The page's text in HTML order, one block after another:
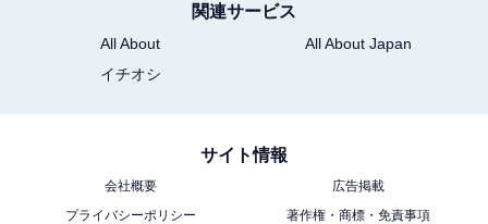
関連サービス
All About
All About Japan
イチオシ
サイト情報
会社概要
広告掲載
プライバシーポリシー
著作権・商標・免責事項